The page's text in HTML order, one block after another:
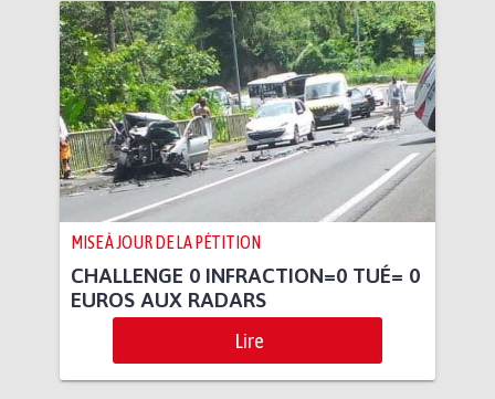
MISE À JOUR DE LA PÉTITION
CHALLENGE 0 INFRACTION=0 TUÉ= 0
EUROS AUX RADARS
Lire